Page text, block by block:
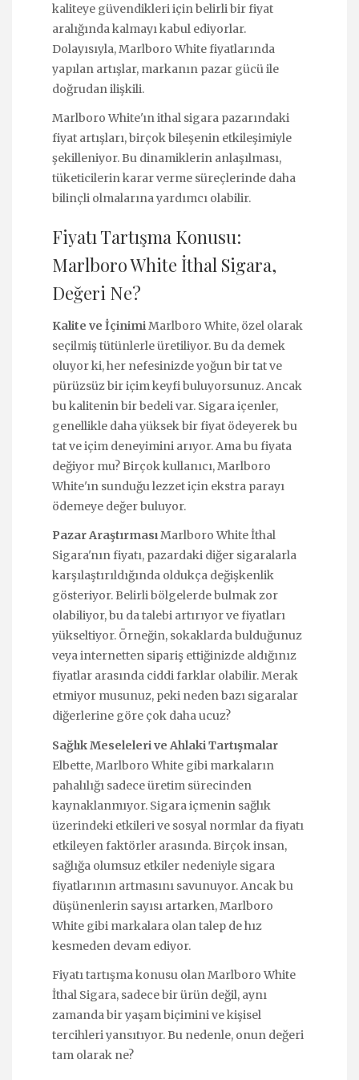
kaliteye güvendikleri için belirli bir fiyat
aralığında kalmayı kabul ediyorlar.
Dolayısıyla, Marlboro White fiyatlarında
yapılan artışlar, markanın pazar gücü ile
doğrudan ilişkili.
Marlboro White'ın ithal sigara pazarındaki
fiyat artışları, birçok bileşenin etkileşimiyle
şekilleniyor. Bu dinamiklerin anlaşılması,
tüketicilerin karar verme süreçlerinde daha
bilinçli olmalarına yardımcı olabilir.
Fiyatı Tartışma Konusu:
Marlboro White İthal Sigara,
Değeri Ne?
Kalite ve İçinimiMarlboro White, özel olarak
seçilmiş tütünlerle üretiliyor. Bu da demek
oluyor ki, her nefesinizde yoğun bir tat ve
pürüzsüz bir içim keyfi buluyorsunuz. Ancak
bu kalitenin bir bedeli var. Sigara içenler,
genellikle daha yüksek bir fiyat ödeyerek bu
tat ve içim deneyimini arıyor. Ama bu fiyata
değiyor mu? Birçok kullanıcı, Marlboro
White'ın sunduğu lezzet için ekstra parayı
ödemeye değer buluyor.
Pazar AraştırmasıMarlboro White İthal
Sigara'nın fiyatı, pazardaki diğer sigaralarla
karşılaştırıldığında oldukça değişkenlik
gösteriyor. Belirli bölgelerde bulmak zor
olabiliyor, bu da talebi artırıyor ve fiyatları
yükseltiyor. Örneğin, sokaklarda bulduğunuz
veya internetten sipariş ettiğinizde aldığınız
fiyatlar arasında ciddi farklar olabilir. Merak
etmiyor musunuz, peki neden bazı sigaralar
diğerlerine göre çok daha ucuz?
Sağlık Meseleleri ve Ahlaki Tartışmalar
Elbette, Marlboro White gibi markaların
pahalılığı sadece üretim sürecinden
kaynaklanmıyor. Sigara içmenin sağlık
üzerindeki etkileri ve sosyal normlar da fiyatı
etkileyen faktörler arasında. Birçok insan,
sağlığa olumsuz etkiler nedeniyle sigara
fiyatlarının artmasını savunuyor. Ancak bu
düşünenlerin sayısı artarken, Marlboro
White gibi markalara olan talep de hız
kesmeden devam ediyor.
Fiyatı tartışma konusu olan Marlboro White
İthal Sigara, sadece bir ürün değil, aynı
zamanda bir yaşam biçimini ve kişisel
tercihleri yansıtıyor. Bu nedenle, onun değeri
tam olarak ne?